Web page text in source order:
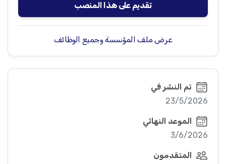
تقديم على هذا المنصب
عرض ملف المؤسسة وجميع الوظائف
تم النشر في
23/5/2026
الموعد النهائي
3/6/2026
المتقدمون